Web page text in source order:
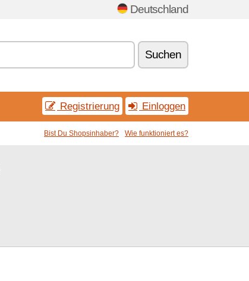
Deutschland
Suchen
Registrierung Einloggen
Bist Du Shopsinhaber? Wie funktioniert es?